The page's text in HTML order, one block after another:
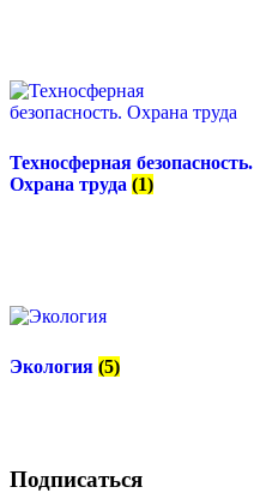
Техносферная безопасность.
Охрана труда (1)
Экология (5)
Подписаться